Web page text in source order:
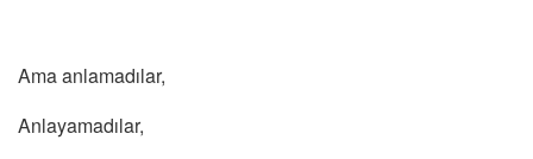
Ama anlamadılar,
Anlayamadılar,